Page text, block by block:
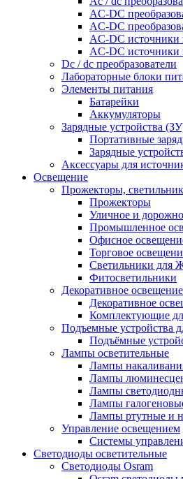
AC-DC
AC-DC
AC-DC источники
AC-DC источники
Dc / dc преобразователи
Лабораторные блоки
Элементы питания
Батарейки
Аккумуляторы
Зарядные устройства
Портативные
Зарядные
Аксессуары для
Освещение
Прожекторы,
Прожекторы
Уличное и
Промышленное
Офисное
Торговое
Светильники для
Фитосветильники
Декоративное освещение
Декоративное
Комплектующие
Подъемные устройства
Подъёмные
Лампы осветительные
Лампы
Лампы
Лампы
Лампы
Лампы ртутные и
Управление освещением
Системы
Светодиоды осветительные
Светодиоды Osram